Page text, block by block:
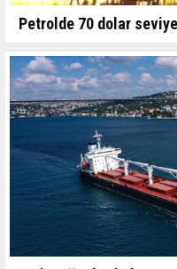
Petrolde 70 dolar